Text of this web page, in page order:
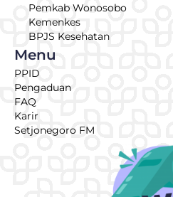
Pemkab Wonosobo
Kemenkes
BPJS Kesehatan
Menu
PPID
Pengaduan
FAQ
Karir
Setjonegoro FM